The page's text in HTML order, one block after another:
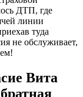
ДТП, где
линии
туда
не обслуживает,
Вита